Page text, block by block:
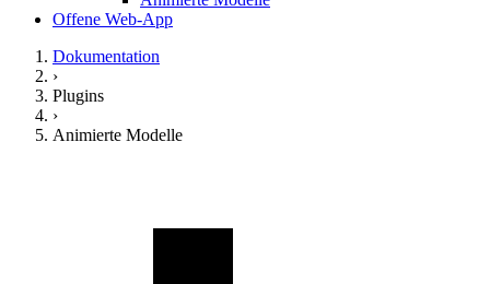
Offene Web-App
Dokumentation
›
Plugins
›
Animierte Modelle